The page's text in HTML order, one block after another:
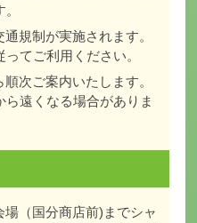
規制が実施されます。
てご利用ください。
次ご案内いたします。
遠くなる場合がありま
場（国分商店前)までシャ